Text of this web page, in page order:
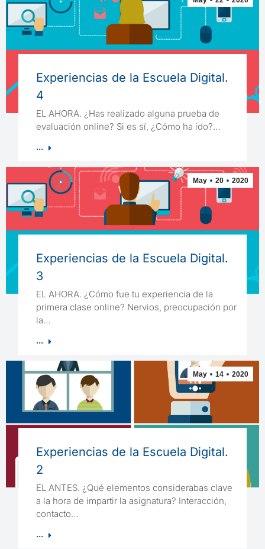
Experiencias de la Escuela Digital.
4
EL AHORA. ¿Has realizado alguna prueba de
evaluación online? Si es sí, ¿Cómo ha ido?…
...
May 20 2020
Experiencias de la Escuela Digital.
3
EL AHORA. ¿Cómo fue tu experiencia de la
primera clase online? Nervios, preocupación por
la…
...
May 14 2020
Experiencias de la Escuela Digital.
2
EL ANTES. ¿Qué elementos considerabas clave
a la hora de impartir la asignatura? Interacción,
contacto…
...